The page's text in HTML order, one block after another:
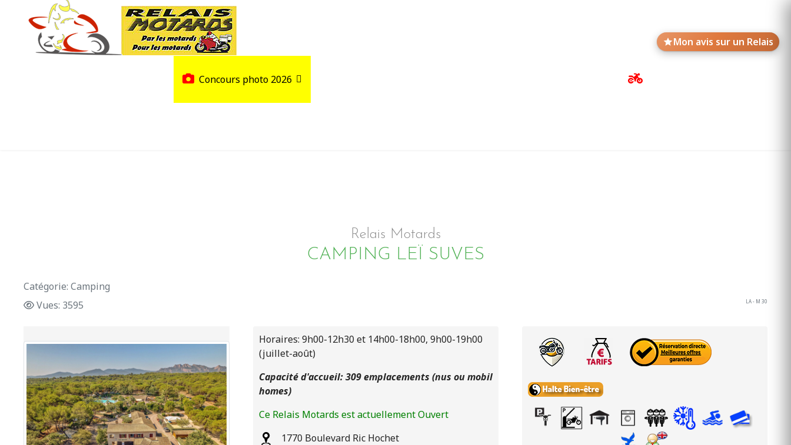
Mon avis sur un Relais
Concours photo 2026
Relais Motards
CAMPING LEÏ SUVES
Catégorie: Camping
Vues: 3595
LA - M 30
Horaires: 9h00-12h30 et 14h00-18h00, 9h00-19h00
(juillet-août)
Capacité d'accueil: 309 emplacements (nus ou mobil
homes)
Ce Relais Motards est actuellement Ouvert
1770 Boulevard Ric Hochet